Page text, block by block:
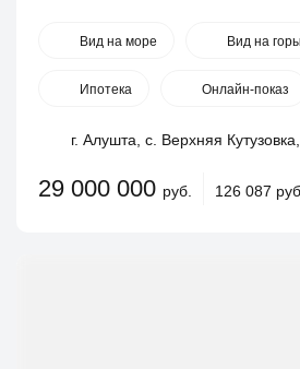
Вид на море Вид на горы
Ипотека Онлайн-показ
г. Алушта, с. Верхняя
29 000 000 руб. 126 087